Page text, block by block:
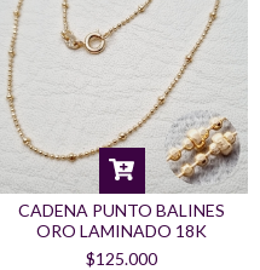
CADENA PUNTO BALINES
ORO LAMINADO 18K
$125.000